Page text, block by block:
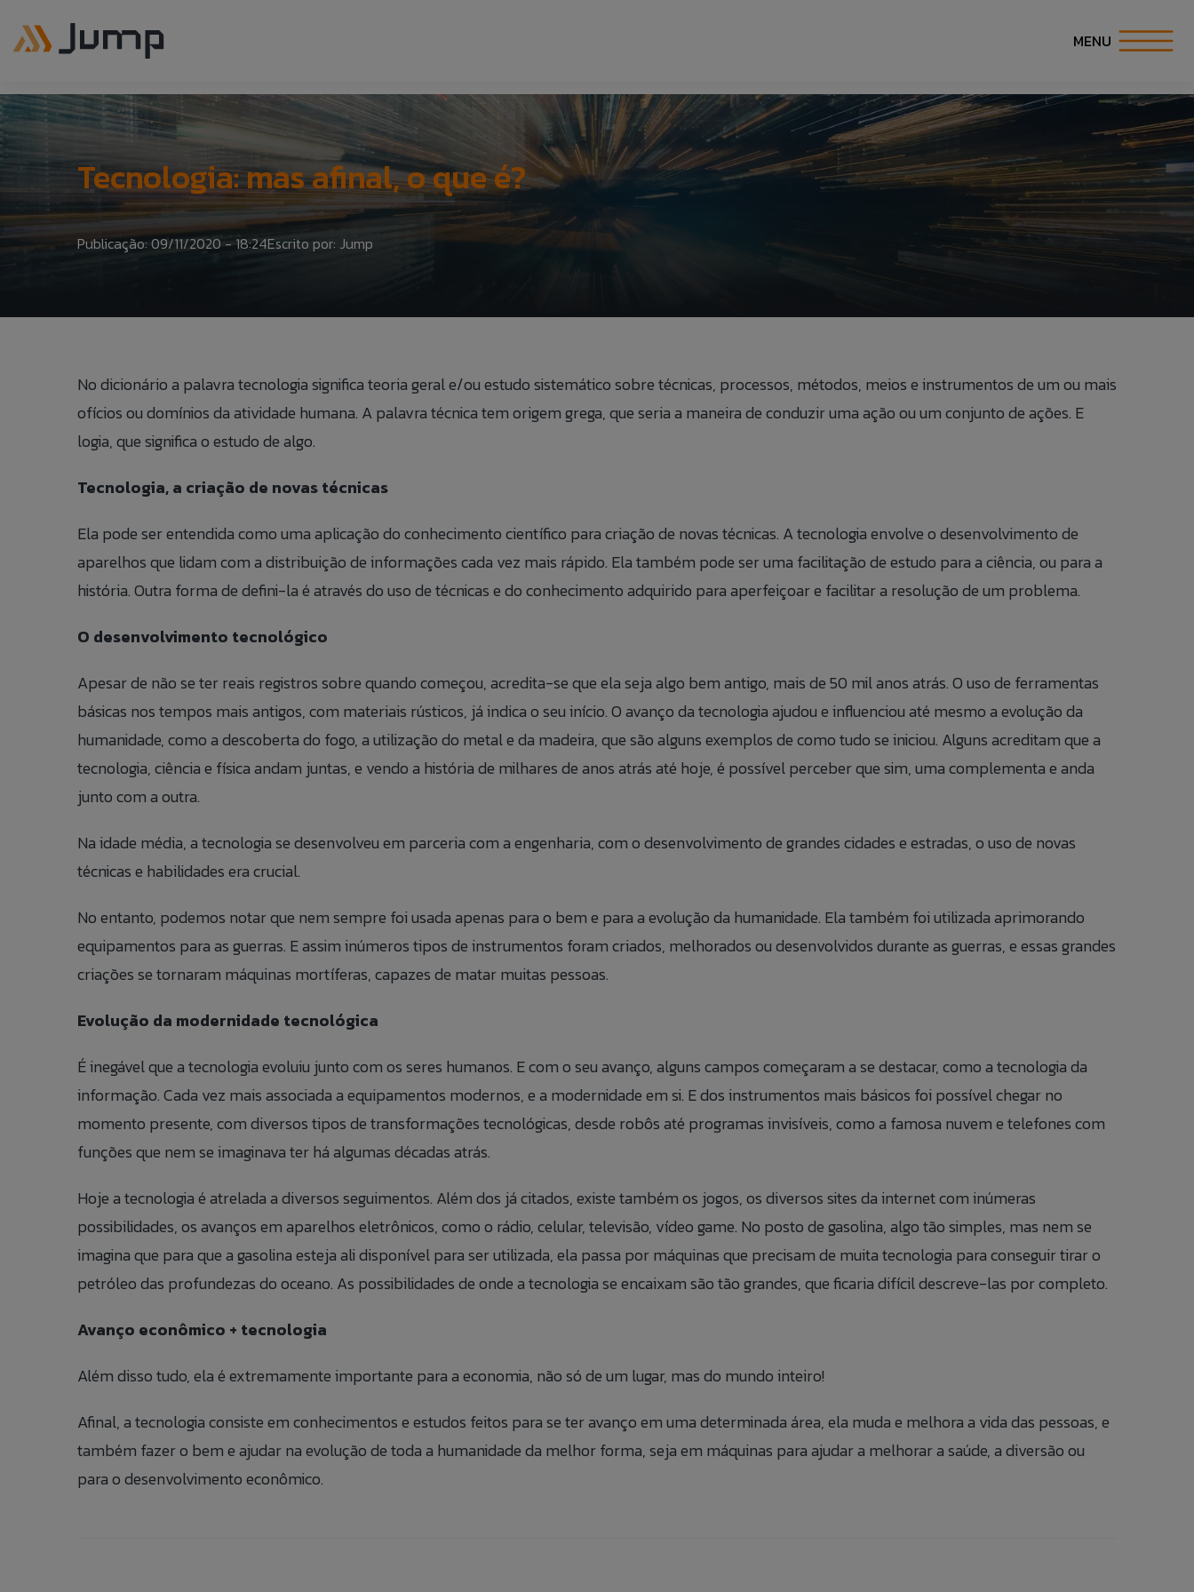
MENU
INÍCIO
SOBRE NÓS
CARREIRA
BLOG
FALE CONOSO
CANAL DE ÉTICA
EN
ES
Tecnologia: mas afinal, o que é?
Publicação: 09/11/2020 - 18:24Escrito por: Jump
No dicionário a palavra tecnologia significa teoria geral e/ou estudo sistemático sobre técnicas, processos, métodos, meios e instrumentos de um ou mais
ofícios ou domínios da atividade humana. A palavra técnica tem origem grega, que seria a maneira de conduzir uma ação ou um conjunto de ações. E
logia, que significa o estudo de algo.
Tecnologia, a criação de novas técnicas
Ela pode ser entendida como uma aplicação do conhecimento científico para criação de novas técnicas. A tecnologia envolve o desenvolvimento de
aparelhos que lidam com a distribuição de informações cada vez mais rápido. Ela também pode ser uma facilitação de estudo para a ciência, ou para a
história. Outra forma de defini-la é através do uso de técnicas e do conhecimento adquirido para aperfeiçoar e facilitar a resolução de um problema.
O desenvolvimento tecnológico
Apesar de não se ter reais registros sobre quando começou, acredita-se que ela seja algo bem antigo, mais de 50 mil anos atrás. O uso de ferramentas
básicas nos tempos mais antigos, com materiais rústicos, já indica o seu início. O avanço da tecnologia ajudou e influenciou até mesmo a evolução da
humanidade, como a descoberta do fogo, a utilização do metal e da madeira, que são alguns exemplos de como tudo se iniciou. Alguns acreditam que a
tecnologia, ciência e física andam juntas, e vendo a história de milhares de anos atrás até hoje, é possível perceber que sim, uma complementa e anda
junto com a outra.
Na idade média, a tecnologia se desenvolveu em parceria com a engenharia, com o desenvolvimento de grandes cidades e estradas, o uso de novas
técnicas e habilidades era crucial.
No entanto, podemos notar que nem sempre foi usada apenas para o bem e para a evolução da humanidade. Ela também foi utilizada aprimorando
equipamentos para as guerras. E assim inúmeros tipos de instrumentos foram criados, melhorados ou desenvolvidos durante as guerras, e essas grandes
criações se tornaram máquinas mortíferas, capazes de matar muitas pessoas.
Evolução da modernidade tecnológica
É inegável que a tecnologia evoluiu junto com os seres humanos. E com o seu avanço, alguns campos começaram a se destacar, como a tecnologia da
informação. Cada vez mais associada a equipamentos modernos, e a modernidade em si. E dos instrumentos mais básicos foi possível chegar no
momento presente, com diversos tipos de transformações tecnológicas, desde robôs até programas invisíveis, como a famosa nuvem e telefones com
funções que nem se imaginava ter há algumas décadas atrás.
Hoje a tecnologia é atrelada a diversos seguimentos. Além dos já citados, existe também os jogos, os diversos sites da internet com inúmeras
possibilidades, os avanços em aparelhos eletrônicos, como o rádio, celular, televisão, vídeo game. No posto de gasolina, algo tão simples, mas nem se
imagina que para que a gasolina esteja ali disponível para ser utilizada, ela passa por máquinas que precisam de muita tecnologia para conseguir tirar o
petróleo das profundezas do oceano. As possibilidades de onde a tecnologia se encaixam são tão grandes, que ficaria difícil descreve-las por completo.
Avanço econômico + tecnologia
Além disso tudo, ela é extremamente importante para a economia, não só de um lugar, mas do mundo inteiro!
Afinal, a tecnologia consiste em conhecimentos e estudos feitos para se ter avanço em uma determinada área, ela muda e melhora a vida das pessoas, e
também fazer o bem e ajudar na evolução de toda a humanidade da melhor forma, seja em máquinas para ajudar a melhorar a saúde, a diversão ou
para o desenvolvimento econômico.